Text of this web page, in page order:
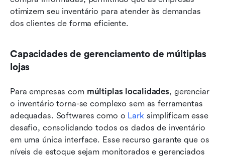
otimizem seu inventário para atender às demandas
dos clientes de forma eficiente.
Capacidades de gerenciamento de múltiplas
lojas
Para empresas com múltiplas localidades, gerenciar
o inventário torna-se complexo sem as ferramentas
adequadas. Softwares como o Lark simplificam esse
desafio, consolidando todos os dados de inventário
em uma única interface. Esse recurso garante que os
níveis de estoque sejam monitorados e gerenciados